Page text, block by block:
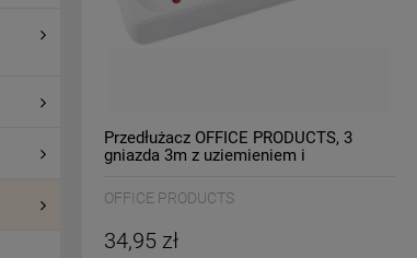
Przedłużacz OFFICE PRODUCTS, 3
gniazda 3m z uziemieniem i
OFFICE PRODUCTS
34,95 zł